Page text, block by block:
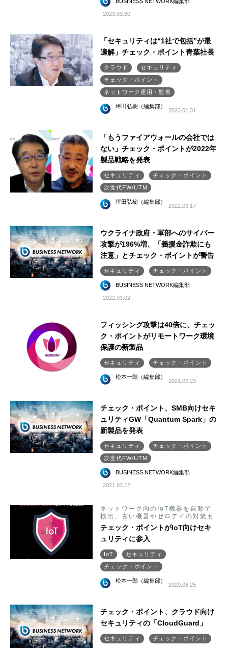
2023.03.30
「セキュリティは“1社で包括”が最
適解」チェック・ポイント青葉社長
クラウド
セキュリティ
チェック・ポイント
ネットワーク運用・監視
坪田弘樹（編集部）
2023.01.31
「もうファイアウォールの会社では
ない」チェック・ポイントが2022年
製品戦略を発表
セキュリティ
チェック・ポイント
次世代FW/UTM
坪田弘樹（編集部）
2022.03.17
ウクライナ政府・軍部へのサイバー
攻撃が196%増、「義援金詐欺にも
注意」とチェック・ポイントが警告
セキュリティ チェック・ポイント
BUSINESS NETWORK編集部
2022.03.02
フィッシング攻撃は40倍に、チェッ
ク・ポイントがリモートワーク環境
保護の新製品
セキュリティ チェック・ポイント
松本一郎（編集部）
2021.03.23
チェック・ポイント、SMB向けセキ
ュリティGW「Quantum Spark」の
新製品を発表
セキュリティ
チェック・ポイント
次世代FW/UTM
BUSINESS NETWORK編集部
2021.03.12
ネットワーク内のIoT機器を自動で
検出、古い機器やゼロデイの対策も
チェック・ポイントがIoT向けセキ
ュリティに参入
IoT
セキュリティ
チェック・ポイント
松本一郎（編集部）
2020.08.25
チェック・ポイント、クラウド向け
セキュリティの「CloudGuard」
セキュリティ チェック・ポイント